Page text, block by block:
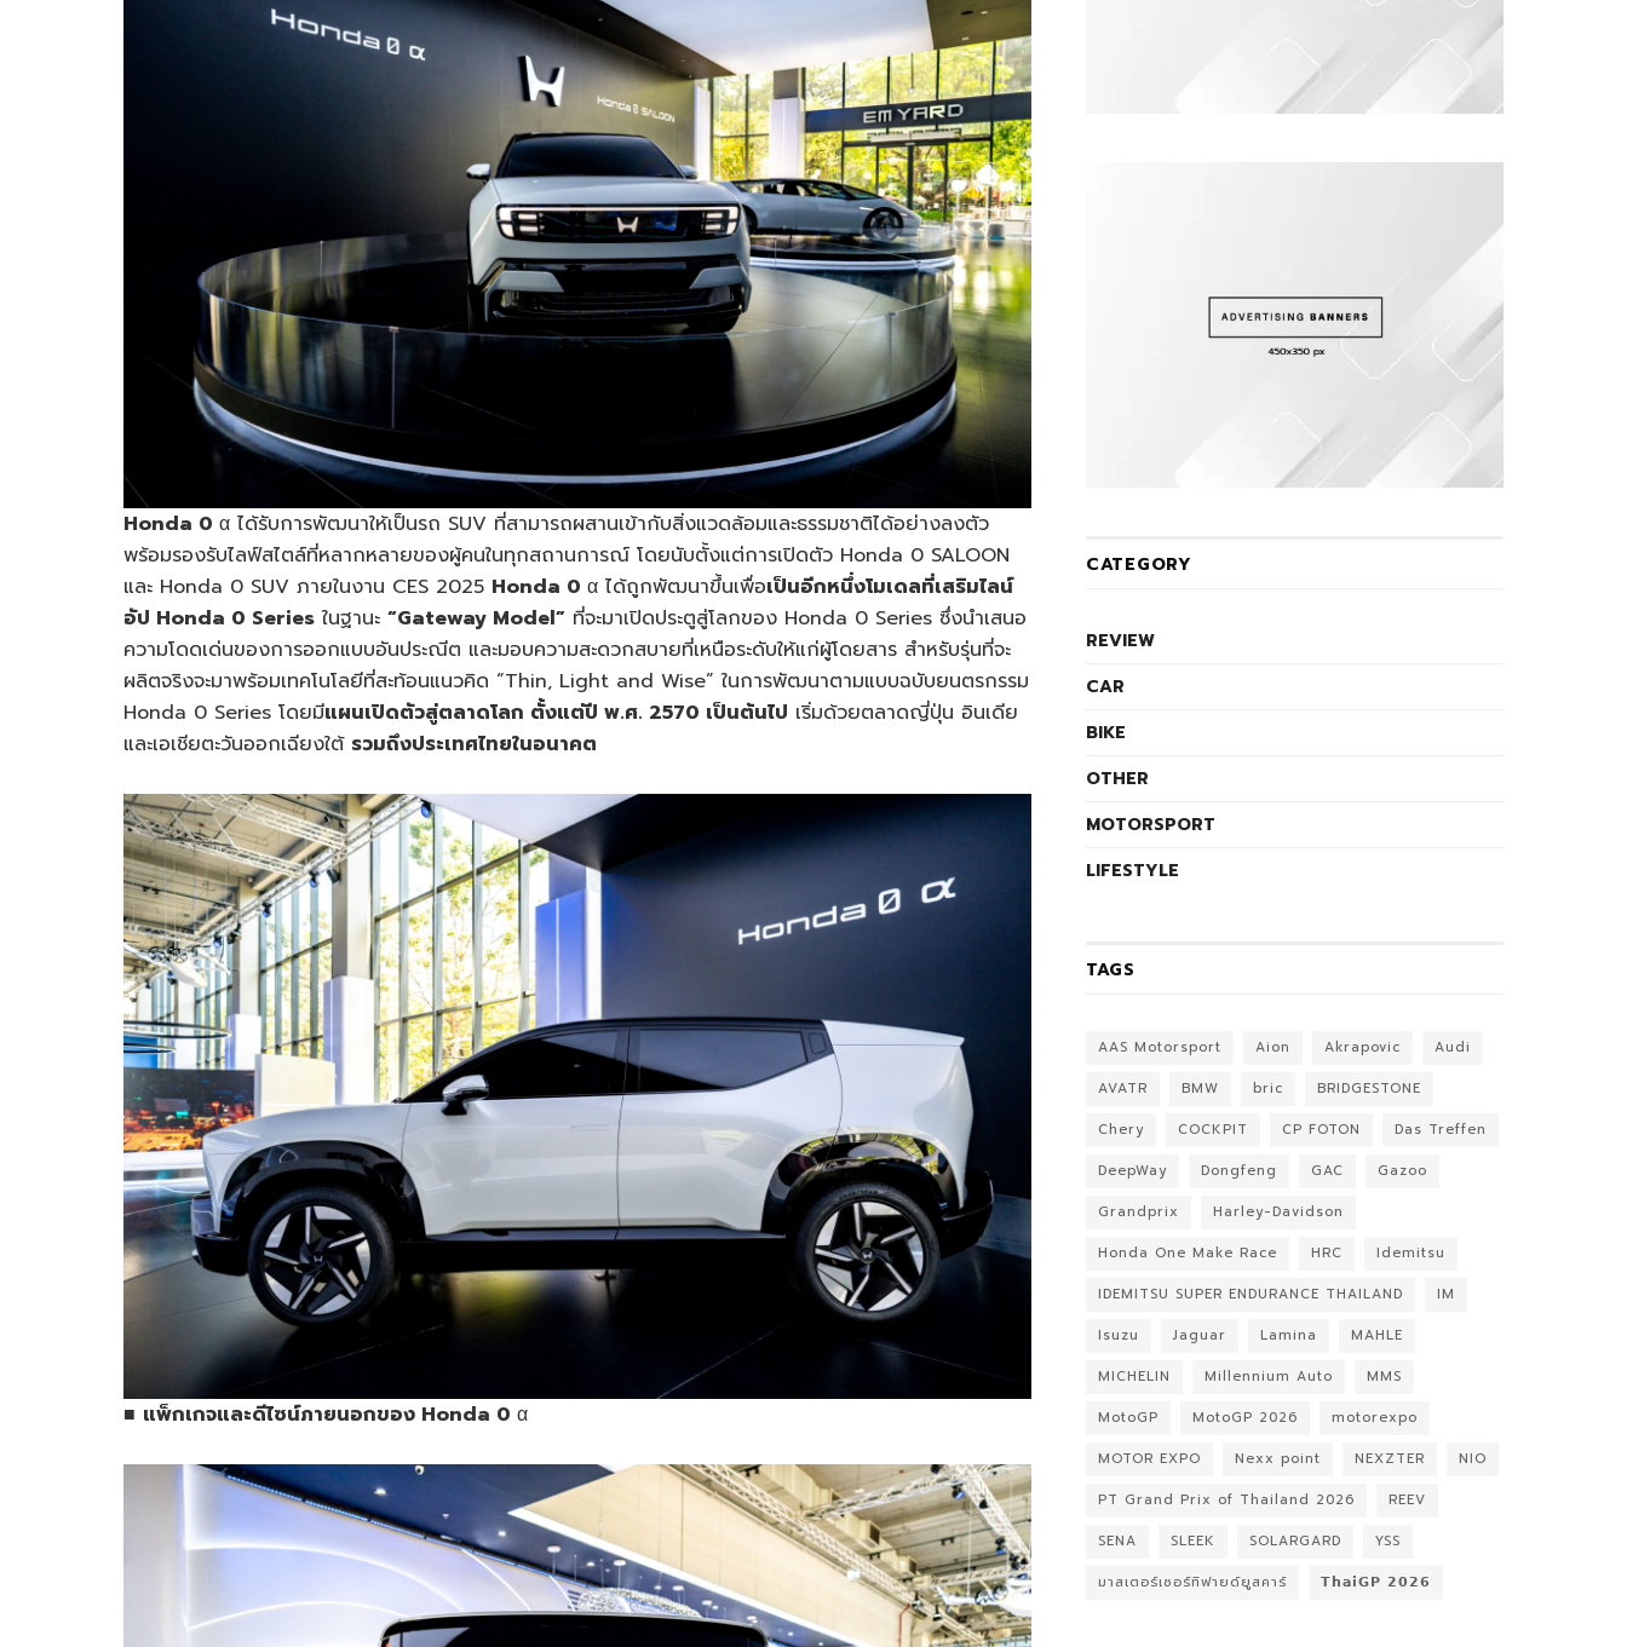
Honda 0 α ได้รับการพัฒนาให้เป็นรถ SUV ที่สามารถผสานเข้ากับสิ่งแวดล้อมและธรรมชาติได้อย่างลงตัว
พร้อมรองรับไลฟ์สไตล์ที่หลากหลายของผู้คนในทุกสถานการณ์ โดยนับตั้งแต่การเปิดตัว Honda 0 SALOON
และ Honda 0 SUV ภายในงาน CES 2025 Honda 0 α ได้ถูกพัฒนาขึ้นเพื่อเป็นอีกหนึ่งโมเดลที่เสริมไลน์
อัป Honda 0 Series ในฐานะ “Gateway Model” ที่จะมาเปิดประตูสู่โลกของ Honda 0 Series ซึ่งนำเสนอ
ความโดดเด่นของการออกแบบอันประณีต และมอบความสะดวกสบายที่เหนือระดับให้แก่ผู้โดยสาร สำหรับรุ่นที่จะ
ผลิตจริงจะมาพร้อมเทคโนโลยีที่สะท้อนแนวคิด “Thin, Light and Wise” ในการพัฒนาตามแบบฉบับยนตรกรรม
Honda 0 Series โดยมีแผนเปิดตัวสู่ตลาดโลก ตั้งแต่ปี พ.ศ. 2570 เป็นต้นไป เริ่มด้วยตลาดญี่ปุ่น อินเดีย
และเอเชียตะวันออกเฉียงใต้ รวมถึงประเทศไทยในอนาคต
■ แพ็กเกจและดีไซน์ภายนอกของ Honda 0 α
CATEGORY
REVIEW
CAR
BIKE
OTHER
MOTORSPORT
LIFESTYLE
TAGS
AAS Motorsport Aion Akrapovic
Audi
AVATR
BMW bric
BRIDGESTONE
Chery
COCKPIT CP FOTON
Das Treffen
DeepWay
Dongfeng GAC
Gazoo
Grandprix
Harley-Davidson
Honda One Make Race
HRC
Idemitsu
IDEMITSU SUPER ENDURANCE THAILAND
IM
Isuzu
Jaguar Lamina
MAHLE
MICHELIN
Millennium Auto
MMS
MotoGP
MotoGP 2026
motorexpo
MOTOR EXPO
Nexx point NEXZTER
NIO
PT Grand Prix of Thailand 2026
REEV
SENA
SLEEK SOLARGARD
YSS
มาสเตอร์เซอร์ทิฟายด์ยูสคาร์
𝗧𝗵𝗮𝗶𝗚𝗣 𝟮𝟬𝟮𝟲